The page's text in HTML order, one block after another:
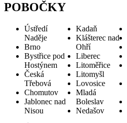
POBOČKY
Ústředí
Naděje
Brno
Bystřice pod
Hostýnem
Česká
Třebová
Chomutov
Jablonec nad
Nisou
Kadaň
Klášterec nad
Ohří
Liberec
Litoměřice
Litomyšl
Lovosice
Mladá
Boleslav
Nedašov